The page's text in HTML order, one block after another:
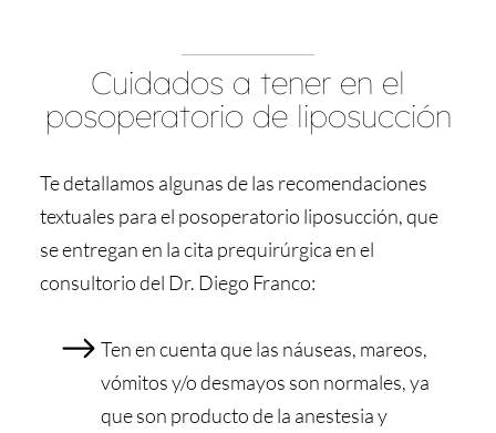
Cuidados a tener en el
posoperatorio de liposucción
Te detallamos algunas de las recomendaciones
textuales para el posoperatorio liposucción, que
se entregan en la cita prequirúrgica en el
consultorio del Dr. Diego Franco:
Ten en cuenta que las náuseas, mareos,
vómitos y/o desmayos son normales, ya
que son producto de la anestesia y